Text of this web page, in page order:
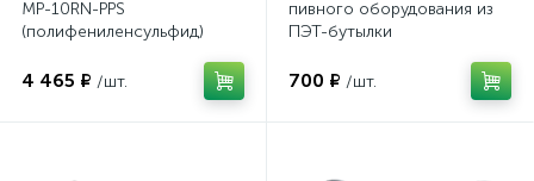
MP-10RN-PPS
(полифениленсульфид)
4 465 ₽ /шт.
пивного оборудования из
ПЭТ-бутылки
700 ₽ /шт.